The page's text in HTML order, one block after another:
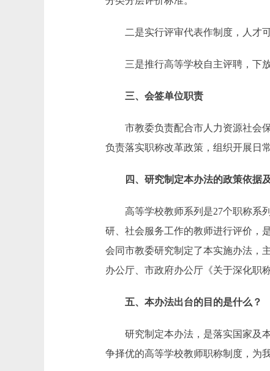
二是实行评审代表作制度，人才可
三是推行高等学校自主评聘，下放
三、会签单位职责
市教委负责配合市人力资源社会保
负责落实职称改革政策，组织开展日
四、研究制定本办法的政策依据及
高等学校教师系列是27个职称系列
研、社会服务工作的教师进行评价，
会同市教委研究制定了本实施办法，
办公厅、市政府办公厅《关于深化职
五、本办法出台的目的是什么？
研究制定本办法，是落实国家及本
争择优的高等学校教师职称制度，为